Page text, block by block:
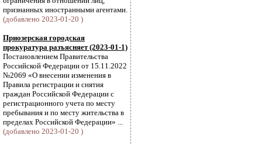
признанных иностранными агентами.
(добавлено 2023-01-20 )
Приозерская городская
прокуратура разъясняет (2023-01-1)
Постановлением Правительства
Российской Федерации от 15.11.2022
№2069 «О внесении изменения в
Правила регистрации и снятия
граждан Российской Федерации с
регистрационного учета по месту
пребывания и по месту жительства в
пределах Российской Федерации» ...
(добавлено 2023-01-20 )